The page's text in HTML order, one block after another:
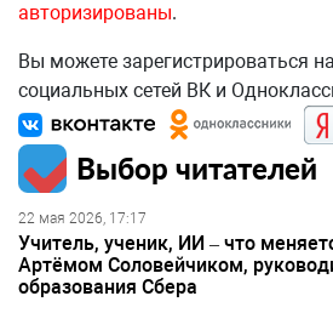
авторизированы.
Вы можете зарегистрироваться
социальных сетей ВК и
Выбор читателей
22 мая 2026, 17:17
Учитель, ученик, ИИ – что
Артёмом Соловейчиком,
образования Сбера